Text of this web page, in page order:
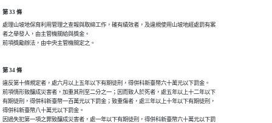
第 33 條
處理山坡地保育利用管理之查報與取締工作，確有績效者，及違規使用山坡地經處罰有案
者之舉發人，由主管機關給與獎金。
第 34 條
違反第十條規定者，處六月以上五年以下有期徒刑，得併科新臺幣六十萬元以下罰金。
前項情形致釀成災害者，加重其刑至二分之一；因而致人於死者，處五年以上十二年以下
有期徒刑，得併科新臺幣一百萬元以下罰金；致重傷者，處三年以上十年以下有期徒刑，
得併科新臺幣八十萬元以下罰金。
因過失犯第一項之罪致釀成災害者，處一年以下有期徒刑，得併科新臺幣六十萬元以下罰